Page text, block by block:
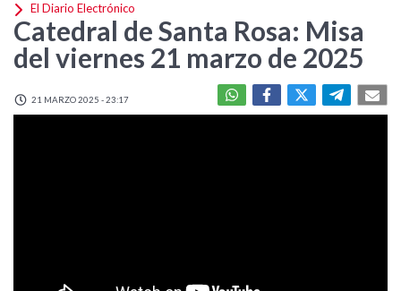
El Diario Electrónico
Catedral de Santa Rosa: Misa
del viernes 21 marzo de 2025
21 MARZO 2025 - 23:17